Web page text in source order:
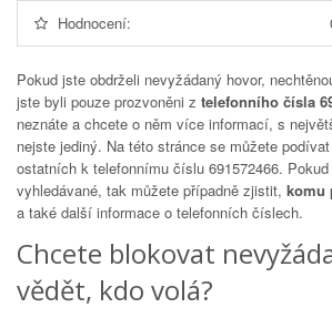
Hodnocení:
Pokud jste obdrželi nevyžádaný hovor,
jste byli pouze prozvoněni z telefonního čísla
neznáte a chcete o něm více informací, s
nejste jediný. Na této stránce se můžete
ostatních k telefonnímu číslu 691572466.
vyhledávané, tak můžete případně zjistit, komu
a také další informace o telefonních číslech.
Chcete blokovat
vědět, kdo volá?